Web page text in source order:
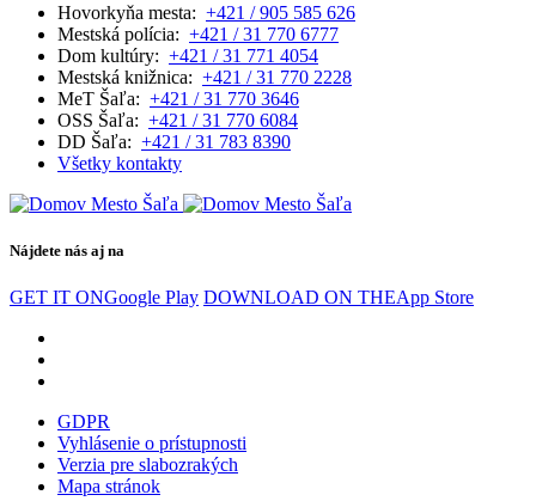
Hovorkyňa mesta: +421 / 905 585 626
Mestská polícia: +421 / 31 770 6777
Dom kultúry: +421 / 31 771 4054
Mestská knižnica: +421 / 31 770 2228
MeT Šaľa: +421 / 31 770 3646
OSS Šaľa: +421 / 31 770 6084
DD Šaľa: +421 / 31 783 8390
Všetky kontakty
Nájdete nás aj na
GET IT ONGoogle Play DOWNLOAD ON THEApp Store
GDPR
Vyhlásenie o prístupnosti
Verzia pre slabozrakých
Mapa stránok